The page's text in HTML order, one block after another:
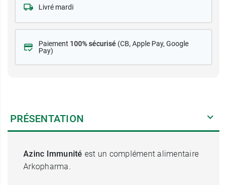
Livré mardi
Paiement 100% sécurisé (CB, Apple Pay, Google
Pay)
PRÉSENTATION
Azinc Immunité est un complément alimentaire
Arkopharma.